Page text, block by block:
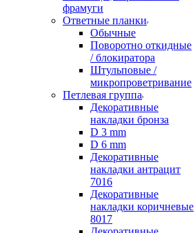
фрамуги
Ответные планки
Обычные
Поворотно откидные
/ блокиратора
Штульповые /
микропроветривание
Петлевая группа
Декоративные
накладки бронза
D 3 mm
D 6 mm
Декоративные
накладки антрацит
7016
Декоративные
накладки коричневые
8017